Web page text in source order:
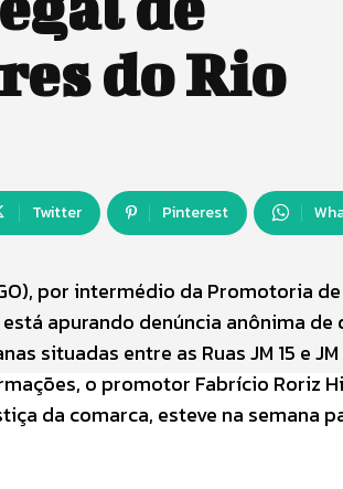
do Rio
Twitter Pinterest
por intermédio da Promotoria
apurando denúncia anônima
situadas entre as Ruas JM 15 e
o promotor Fabrício Roriz
da comarca, esteve na semana